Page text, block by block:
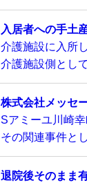
入居者への手土
介護施設に入所
介護施設側とし
株式会社メッセ
Sアミーユ川崎
その関連事件と
退院後そのまま